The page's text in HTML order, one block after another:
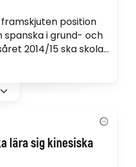
framskjuten position
spanska i grund- och
2014/15 ska skolan
lära sig kinesiska